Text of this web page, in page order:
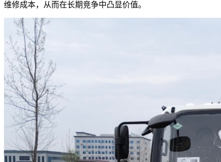
维修成本，从而在长期竞争中凸显价值。